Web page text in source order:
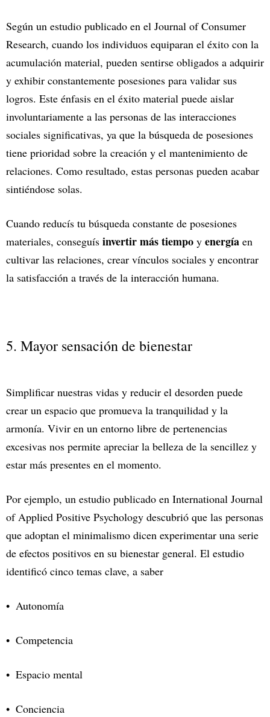
Según un estudio publicado en el Journal of Consumer
Research, cuando los individuos equiparan el éxito con la
acumulación material, pueden sentirse obligados a adquirir
y exhibir constantemente posesiones para validar sus
logros. Este énfasis en el éxito material puede aislar
involuntariamente a las personas de las interacciones
sociales significativas, ya que la búsqueda de posesiones
tiene prioridad sobre la creación y el mantenimiento de
relaciones. Como resultado, estas personas pueden acabar
sintiéndose solas.
Cuando reducís tu búsqueda constante de posesiones
materiales, conseguís invertir más tiempo y energía en
cultivar las relaciones, crear vínculos sociales y encontrar
la satisfacción a través de la interacción humana.
5. Mayor sensación de bienestar
Simplificar nuestras vidas y reducir el desorden puede
crear un espacio que promueva la tranquilidad y la
armonía. Vivir en un entorno libre de pertenencias
excesivas nos permite apreciar la belleza de la sencillez y
estar más presentes en el momento.
Por ejemplo, un estudio publicado en International Journal
of Applied Positive Psychology descubrió que las personas
que adoptan el minimalismo dicen experimentar una serie
de efectos positivos en su bienestar general. El estudio
identificó cinco temas clave, a saber
Autonomía
Competencia
Espacio mental
Conciencia